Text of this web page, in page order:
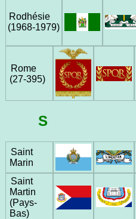
Rodhésie
(1968‑1979)
Rome
(27‑395)
S
Saint
Marin
Saint
Martin
(Pays-
Bas)